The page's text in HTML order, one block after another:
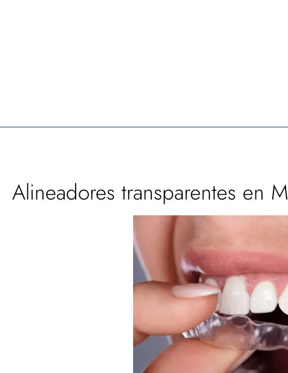
Alineadores transparentes en